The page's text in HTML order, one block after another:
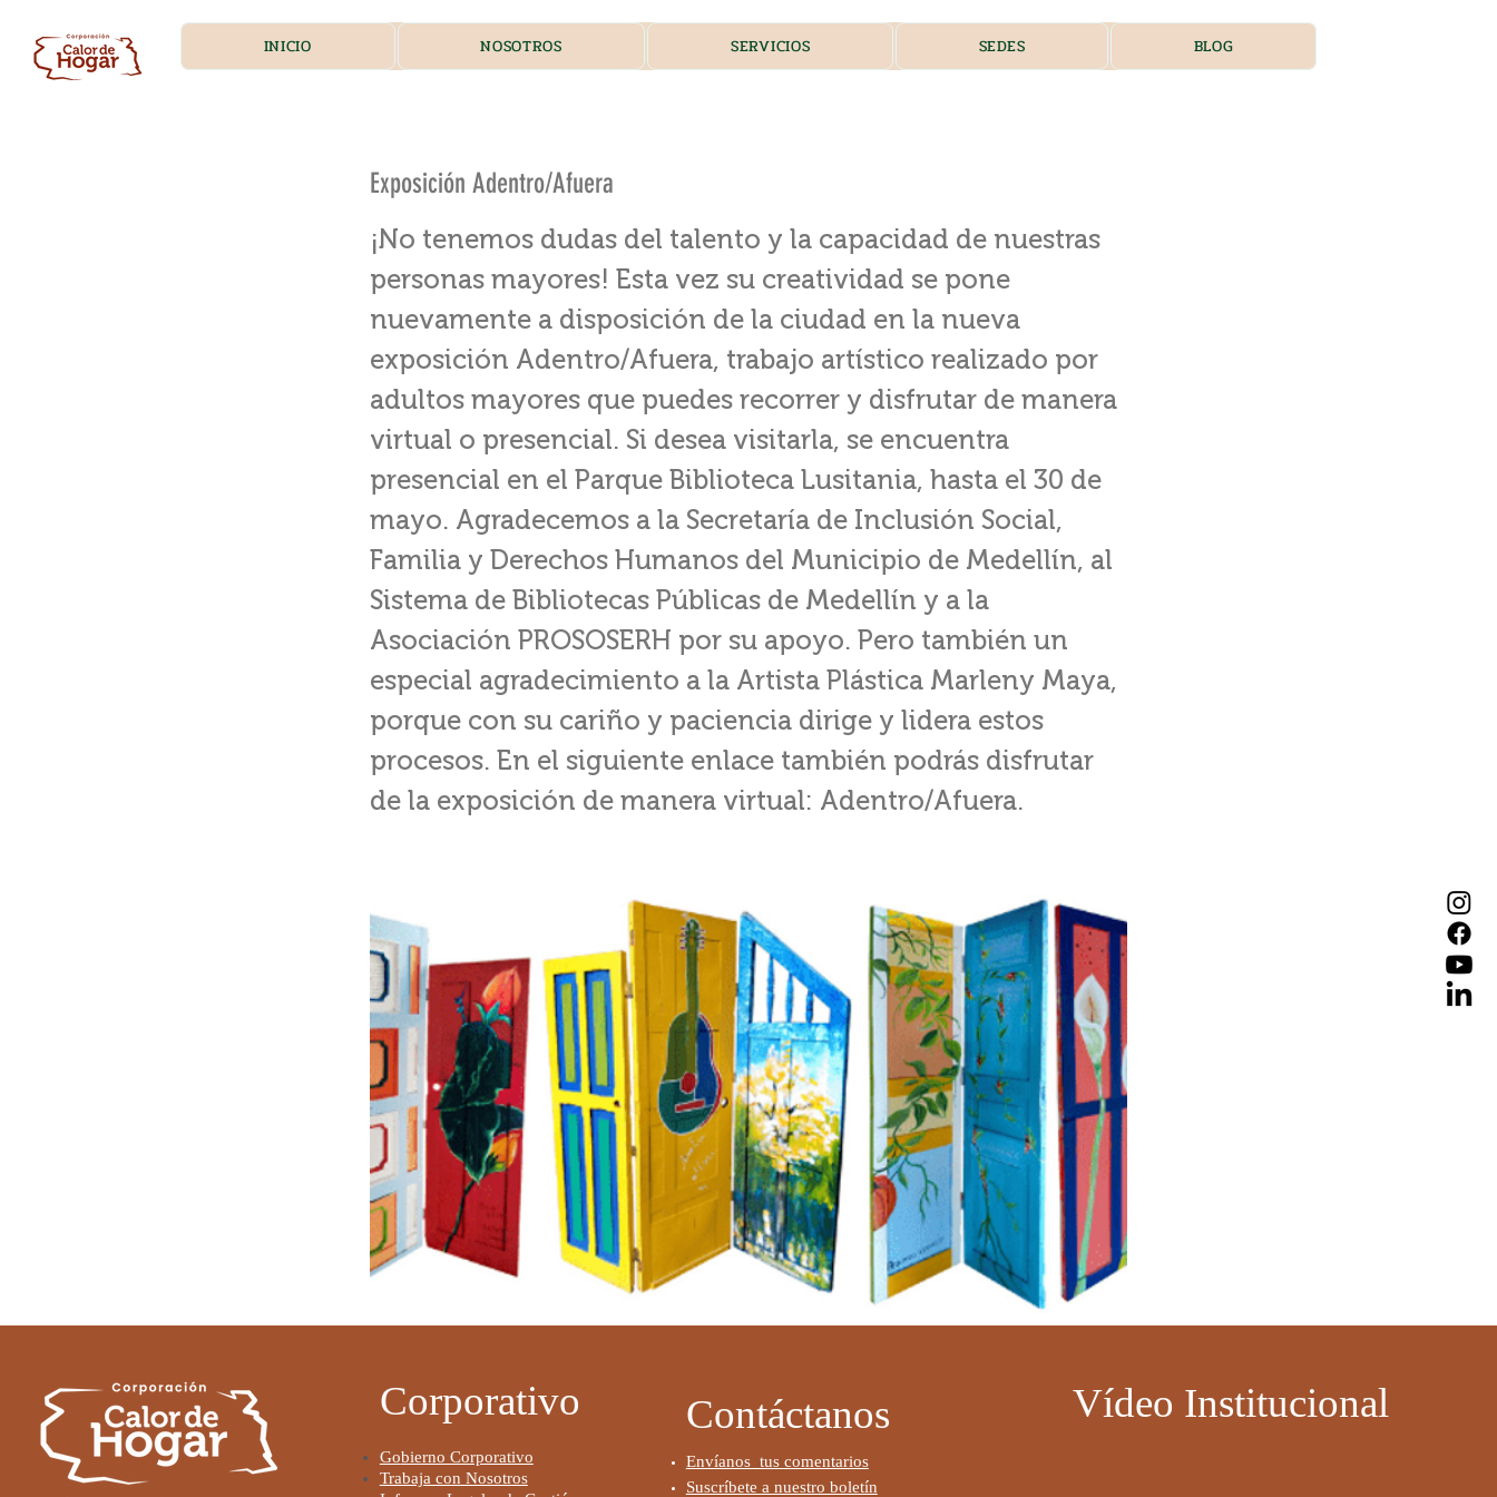
INICIO NOSOTROS SERVICIOS SEDES BLOG
Exposición Adentro/Afuera
¡No tenemos dudas del talento y la capacidad de nuestras
personas mayores! Esta vez su creatividad se pone
nuevamente a disposición de la ciudad en la nueva
exposición Adentro/Afuera, trabajo artístico realizado por
adultos mayores que puedes recorrer y disfrutar de manera
virtual o presencial. Si desea visitarla, se encuentra
presencial en el Parque Biblioteca Lusitania, hasta el 30 de
mayo. Agradecemos a la Secretaría de Inclusión Social,
Familia y Derechos Humanos del Municipio de Medellín, al
Sistema de Bibliotecas Públicas de Medellín y a la
Asociación PROSOSERH por su apoyo. Pero también un
especial agradecimiento a la Artista Plástica Marleny Maya,
porque con su cariño y paciencia dirige y lidera estos
procesos. En el siguiente enlace también podrás disfrutar
de la exposición de manera virtual: Adentro/Afuera.
Corporativo
Gobierno Corporativo
Trabaja con Nosotros
Contáctanos
Envíanos tus comentarios
Suscríbete a nuestro boletín
Vídeo Institucional